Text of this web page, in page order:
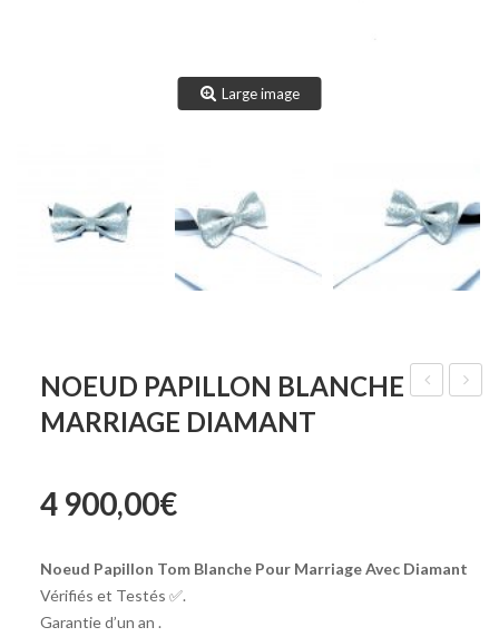
Large image
NOEUD PAPILLON BLANCHE
MARRIAGE DIAMANT
4 900,00€
Noeud Papillon Tom Blanche Pour Marriage Avec Diamant
Vérifiés et Testés ✅.
Garantie d’un an .